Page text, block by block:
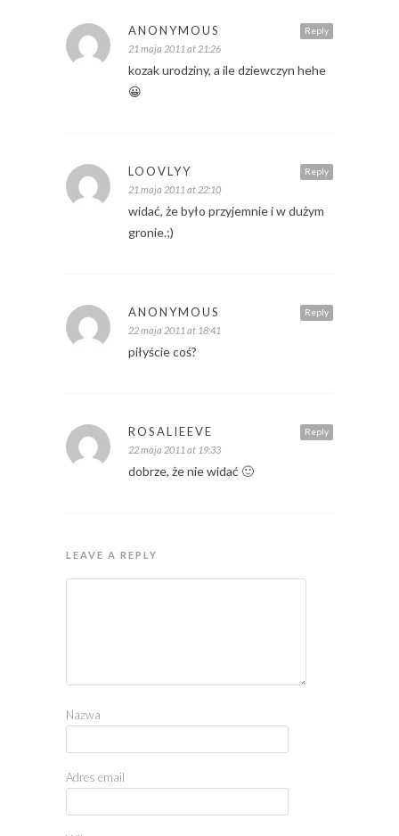
Reply
ANONYMOUS
21 maja 2011 at 21:26
kozak urodziny, a ile dziewczyn hehe
😀
Reply
LOOVLYY
21 maja 2011 at 22:10
widać, że było przyjemnie i w dużym
gronie.;)
Reply
ANONYMOUS
22 maja 2011 at 18:41
piłyście coś?
Reply
ROSALIEEVE
22 maja 2011 at 19:33
dobrze, że nie widać 🙂
LEAVE A REPLY
Nazwa
Adres email